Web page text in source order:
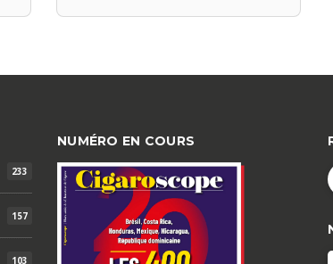
233
157
103
NUMÉRO EN COURS